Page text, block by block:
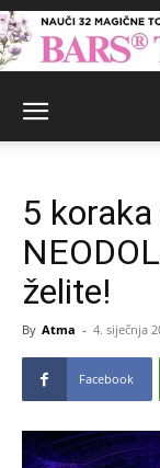
5
želite!
By Atma - 4. siječnja
Facebook